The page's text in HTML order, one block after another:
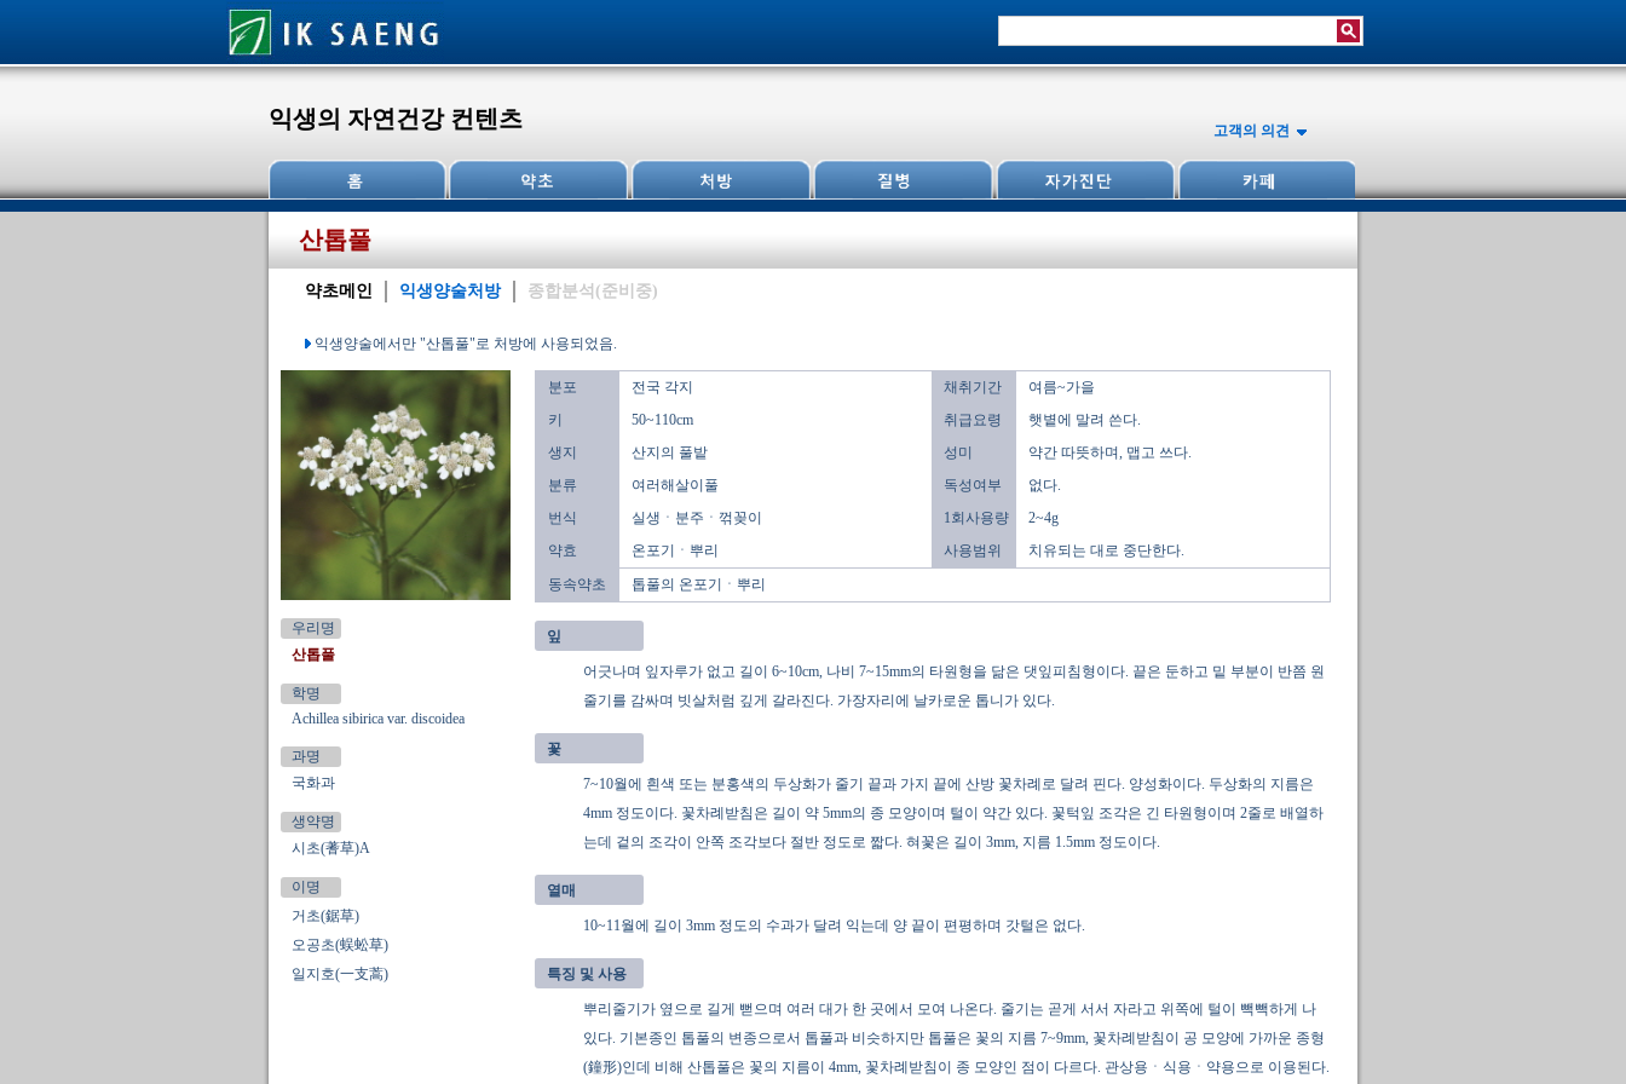
익생의 자연건강 컨텐츠 고객의 의견
산톱풀
약초메인 익생양술처방 종합분석(준비중)
익생양술에서만 "산톱풀"로 처방에 사용되었음.
우리명
산톱풀
학명
Achillea sibirica var. discoidea
과명
국화과
생약명
시초(蓍草)A
이명
거초(鋸草)
오공초(蜈蚣草)
일지호(一支蒿)
분포 전국 각지 채취기간
여름~가을
키
50~110cm 취급요령
햇볕에 말려 쓴다.
생지
산지의 풀밭 성미
약간 따뜻하며, 맵고 쓰다.
분류
여러해살이풀 독성여부
없다.
번식
실생ㆍ분주ㆍ꺾꽂이 1회사용량
2~4g
약효
온포기ㆍ뿌리 사용범위
치유되는 대로 중단한다.
동속약초
톱풀의 온포기ㆍ뿌리
잎
어긋나며 잎자루가 없고 길이 6~10cm, 나비 7~15mm의 타원형을 닮은 댓잎피침형이다. 끝은 둔하고 밑 부분이 반쯤 원
줄기를 감싸며 빗살처럼 깊게 갈라진다. 가장자리에 날카로운 톱니가 있다.
꽃
7~10월에 흰색 또는 분홍색의 두상화가 줄기 끝과 가지 끝에 산방 꽃차례로 달려 핀다. 양성화이다. 두상화의 지름은
4mm 정도이다. 꽃차례받침은 길이 약 5mm의 종 모양이며 털이 약간 있다. 꽃턱잎 조각은 긴 타원형이며 2줄로 배열하
는데 겉의 조각이 안쪽 조각보다 절반 정도로 짧다. 혀꽃은 길이 3mm, 지름 1.5mm 정도이다.
열매
10~11월에 길이 3mm 정도의 수과가 달려 익는데 양 끝이 편평하며 갓털은 없다.
특징 및 사용
뿌리줄기가 옆으로 길게 뻗으며 여러 대가 한 곳에서 모여 나온다. 줄기는 곧게 서서 자라고 위쪽에 털이 빽빽하게 나
있다. 기본종인 톱풀의 변종으로서 톱풀과 비슷하지만 톱풀은 꽃의 지름 7~9mm, 꽃차례받침이 공 모양에 가까운 종형
(鐘形)인데 비해 산톱풀은 꽃의 지름이 4mm, 꽃차례받침이 종 모양인 점이 다르다. 관상용ㆍ식용ㆍ약용으로 이용된다.